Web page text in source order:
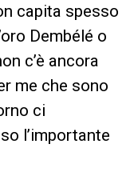
capita spesso
Dembélé o
c’è ancora
me che sono
ci
l’importante